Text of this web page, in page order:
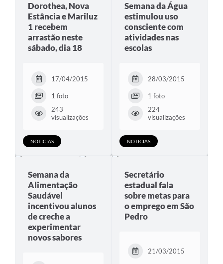
Dorothea, Nova
Estância e Mariluz
1 recebem
arrastão neste
sábado, dia 18
17/04/2015
1 foto
243
visualizações
NOTÍCIAS
Semana da Água
estimulou uso
consciente com
atividades nas
escolas
28/03/2015
1 foto
224
visualizações
NOTÍCIAS
Semana da
Alimentação
Saudável
incentivou alunos
de creche a
experimentar
novos sabores
Secretário
estadual fala
sobre metas para
o emprego em São
Pedro
21/03/2015